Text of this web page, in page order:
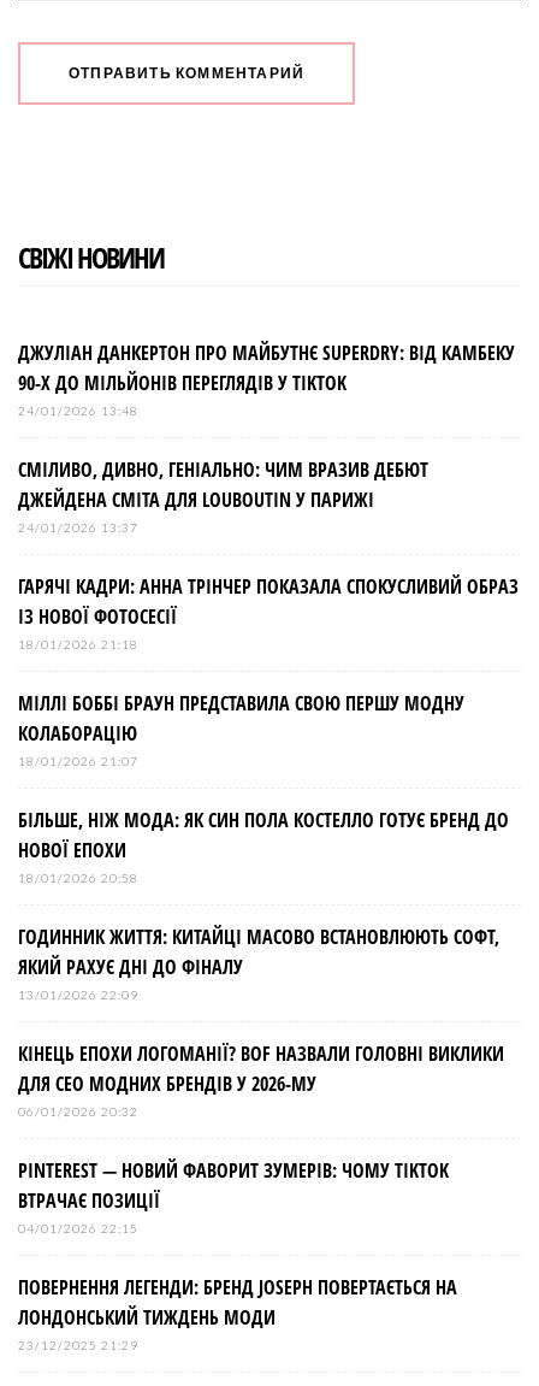
СВІЖІ НОВИНИ
ДЖУЛІАН ДАНКЕРТОН ПРО МАЙБУТНЄ SUPERDRY: ВІД КАМБЕКУ
90-Х ДО МІЛЬЙОНІВ ПЕРЕГЛЯДІВ У TIKTOK
24/01/2026 13:48
СМІЛИВО, ДИВНО, ГЕНІАЛЬНО: ЧИМ ВРАЗИВ ДЕБЮТ
ДЖЕЙДЕНА СМІТА ДЛЯ LOUBOUTIN У ПАРИЖІ
24/01/2026 13:37
ГАРЯЧІ КАДРИ: АННА ТРІНЧЕР ПОКАЗАЛА СПОКУСЛИВИЙ ОБРАЗ
ІЗ НОВОЇ ФОТОСЕСІЇ
18/01/2026 21:18
МІЛЛІ БОББІ БРАУН ПРЕДСТАВИЛА СВОЮ ПЕРШУ МОДНУ
КОЛАБОРАЦІЮ
18/01/2026 21:07
БІЛЬШЕ, НІЖ МОДА: ЯК СИН ПОЛА КОСТЕЛЛО ГОТУЄ БРЕНД ДО
НОВОЇ ЕПОХИ
18/01/2026 20:58
ГОДИННИК ЖИТТЯ: КИТАЙЦІ МАСОВО ВСТАНОВЛЮЮТЬ СОФТ,
ЯКИЙ РАХУЄ ДНІ ДО ФІНАЛУ
13/01/2026 22:09
КІНЕЦЬ ЕПОХИ ЛОГОМАНІЇ? BOF НАЗВАЛИ ГОЛОВНІ ВИКЛИКИ
ДЛЯ СЕО МОДНИХ БРЕНДІВ У 2026-МУ
06/01/2026 20:32
PINTEREST — НОВИЙ ФАВОРИТ ЗУМЕРІВ: ЧОМУ TIKTOK
ВТРАЧАЄ ПОЗИЦІЇ
04/01/2026 22:15
ПОВЕРНЕННЯ ЛЕГЕНДИ: БРЕНД JOSEPH ПОВЕРТАЄТЬСЯ НА
ЛОНДОНСЬКИЙ ТИЖДЕНЬ МОДИ
23/12/2025 21:29